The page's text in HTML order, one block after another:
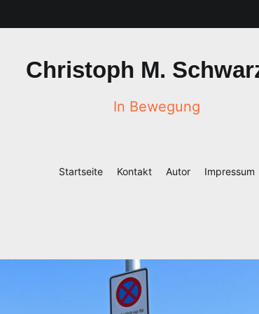
Christoph M.
In Bewegung
Startseite Kontakt Autor Impressum